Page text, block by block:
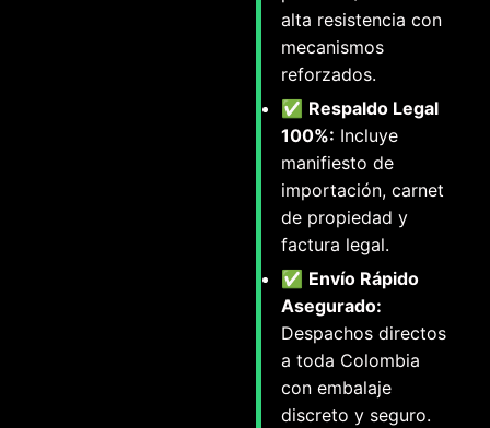
alta resistencia con
mecanismos
reforzados.
✅ Respaldo Legal
100%: Incluye
manifiesto de
importación, carnet
de propiedad y
factura legal.
✅ Envío Rápido
Asegurado:
Despachos directos
a toda Colombia
con embalaje
discreto y seguro.